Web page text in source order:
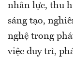
nhân lực, thu
sáng tạo,
nghệ trong
việc duy trì,